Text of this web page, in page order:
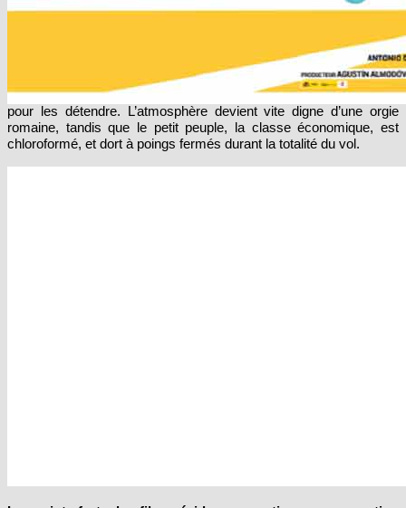
compagnie Peninsula, originellement en route pour Mexico, dont le
train d’atterrissage est bloqué, tourne en rond au dessus de la
Tolède. Pendant ce temps, les stewards gays, ivres et
sexuellement déjantés, assurent l’ambiance et mettent de la
mescaline dans les cocktails des passagers de la classe affaire
pour les détendre. L’atmosphère devient vite digne d’une orgie
romaine, tandis que le petit peuple, la classe économique, est
chloroformé, et dort à poings fermés durant la totalité du vol.
Le point fort du film réside en partie en un casting